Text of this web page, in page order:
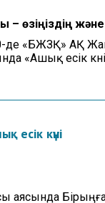
– өзіңіздің
де «БЖЗҚ» АҚ
«Ашық есік
есік күні
аясында